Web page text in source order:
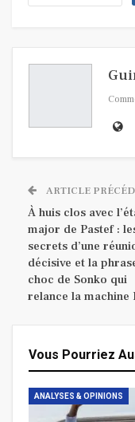
ARTICLE
À huis clos avec
major de Pastef :
secrets d’une
décisive et la
choc de Sonko qui
relance la machine
Vous Pourriez
ANALYSES & OPINIONS